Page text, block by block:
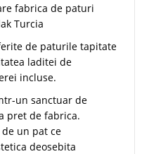
fabrica de paturi
Turcia
de paturile tapitate
laditei de
incluse.
un sanctuar de
pret de fabrica.
un pat ce
deosebita